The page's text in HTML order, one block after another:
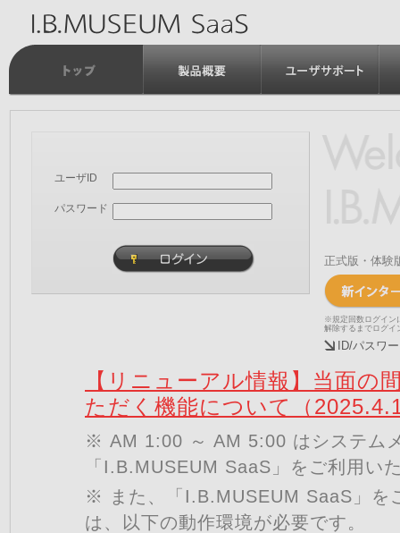
ユーザID
パスワード
正式版・体験
※規定回数ログイン
解除するまでログイ
ID/パスワ
【リニューアル情報】当面の
ただく機能について（
※ AM 1:00 ～ AM 5:00 はシステム
「I.B.MUSEUM SaaS」をご利用い
※ また、「I.B.MUSEUM SaaS」を
は、以下の動作環境が必要です。